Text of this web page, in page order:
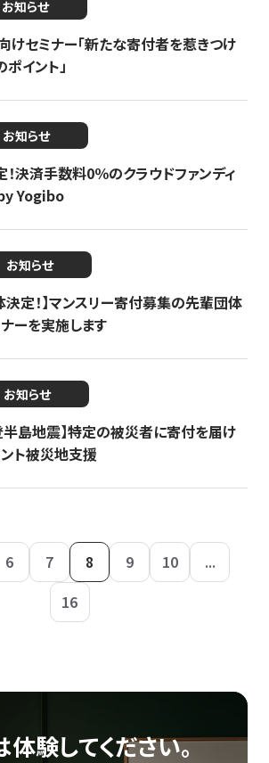
お知らせ
セミナー「新たな寄付者を惹きつけ
イント」
お知らせ
決済手数料0％のクラウドファンディ
Yogibo
お知らせ
定！】マンスリー寄付募集の先輩団体
ーを実施します
お知らせ
半島地震】特定の被災者に寄付を届け
ト被災地支援
6 7 8 9 10
...
16
体験してください。